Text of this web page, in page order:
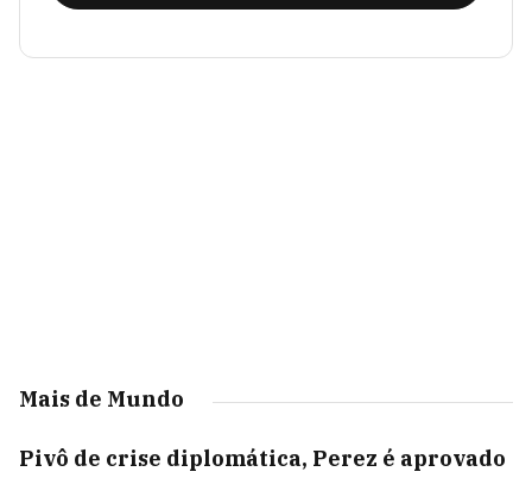
Mais de Mundo
Pivô de crise diplomática, Perez é aprovado